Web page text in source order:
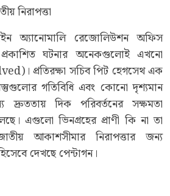
নিরাপত্তা
অ্যানোমালি রেজোলিউশন অফিস
ঘটনার অনেকগুলোই এখনো
প্রতিরক্ষা সচিব পিট হেগসেথ এক
গতিবিধি এবং কোনো দৃশ্যমান
দ্রুততায় দিক পরিবর্তনের সক্ষমতা
এগুলো ভিনগ্রহের প্রাণী কি না তা
আকাশসীমার নিরাপত্তার জন্য
দেখছে পেন্টাগন।